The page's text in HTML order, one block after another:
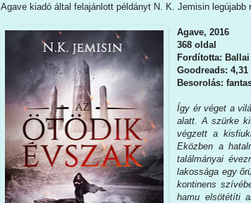
Agave kiadó által felajánlott példányt N. K. Jemisin legújabb
Agave, 2016
368 oldal
Fordította:
Goodreads: 4,31
Besorolás:
Így ér véget a
alatt. A szürke
végzett a
Eközben a
találmányai
lakossága egy
kontinens
hamu elsötétíti